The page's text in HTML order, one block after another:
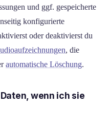
und ggf. gespeicherte
konfigurierte
oder deaktivierst du
, die
automatische Löschung.
wenn ich sie